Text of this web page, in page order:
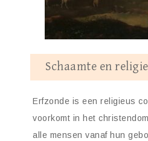
Schaamte en
Erfzonde is een religieus
voorkomt in het
alle mensen vanaf hun